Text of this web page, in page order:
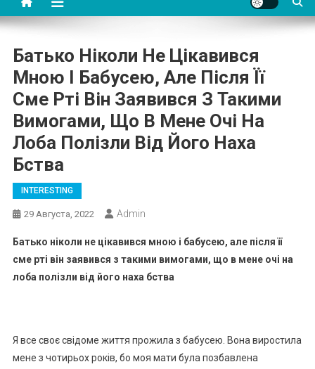
Батько Ніколи Не Цікавився
Мною І Бабусею, Але Після Її
Сме Рті Він Заявився З Такими
Вимогами, Що В Мене Очі На
Лоба Полізли Від Його Наха
Бства
INTERESTING
29 Августа, 2022 Admin
Батько ніколи не цікавився мною і бабусею, але після її
сме рті він заявився з такими вимогами, що в мене очі на
лоба полізли від його наха бства
Я все своє свідоме життя прожила з бабусею. Вона виростила
мене з чотирьох років, бо моя мати була позбавлена